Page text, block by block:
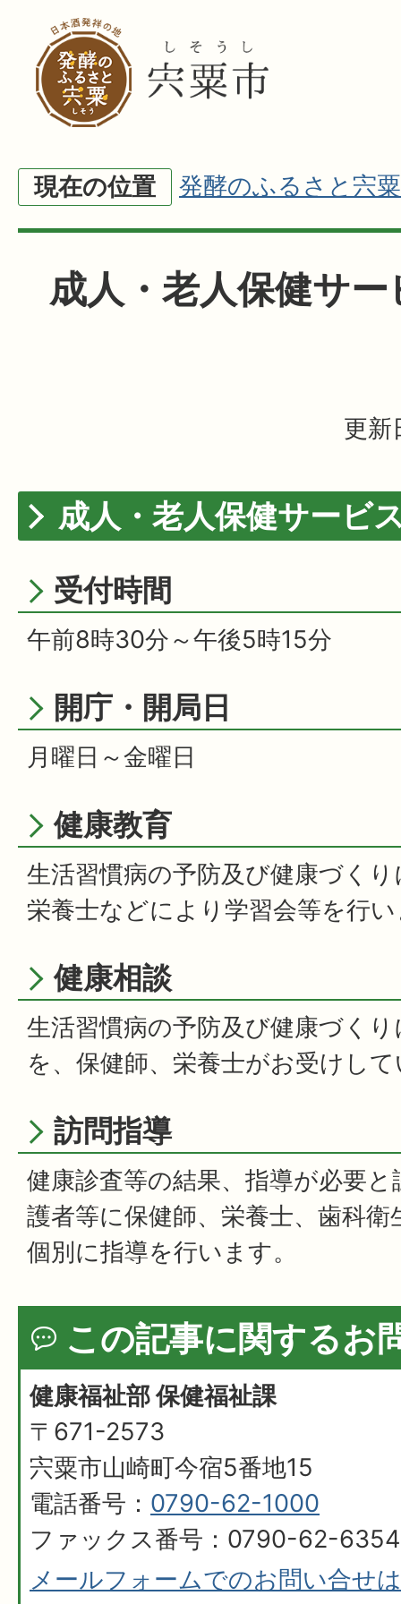
現在の位置 発酵のふるさと宍粟
成人・老人保健サー
更新
成人・老人保健サービ
受付時間
午前8時30分～午後5時15分
開庁・開局日
月曜日～金曜日
健康教育
生活習慣病の予防及び健康づく
栄養士などにより学習会等を行
健康相談
生活習慣病の予防及び健康づく
を、保健師、栄養士がお受けし
訪問指導
健康診査等の結果、指導が必要
護者等に保健師、栄養士、歯科
個別に指導を行います。
この記事に関するお
健康福祉部 保健福祉課
〒671-2573
宍粟市山崎町今宿5番地15
電話番号： 0790-62-1000
ファックス番号：0790-62-6354
メールフォームでのお問い合せ